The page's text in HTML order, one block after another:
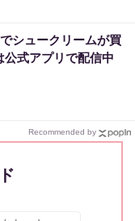
シュークリームが買
公式アプリで配信中
Recommended by